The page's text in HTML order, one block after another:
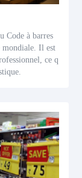
Code à barres
mondiale. Il est
ce q